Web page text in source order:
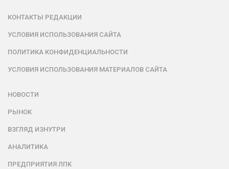
КОНТАКТЫ РЕДАКЦИИ
УСЛОВИЯ ИСПОЛЬЗОВАНИЯ САЙТА
ПОЛИТИКА КОНФИДЕНЦИАЛЬНОСТИ
УСЛОВИЯ ИСПОЛЬЗОВАНИЯ МАТЕРИАЛОВ САЙТА
НОВОСТИ
РЫНОК
ВЗГЛЯД ИЗНУТРИ
АНАЛИТИКА
ПРЕДПРИЯТИЯ ЛПК